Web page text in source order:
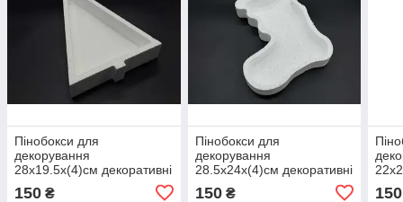
Пінобокси для
декорування
28х19.5х(4)см декоративні
елементи для творчості. /
Пінобокси для
150 ₴
Пінобокси для
декорування
28.5х24х(4)см декоративні
елементи для творчості. /
Пінобокси для
150₴ 150